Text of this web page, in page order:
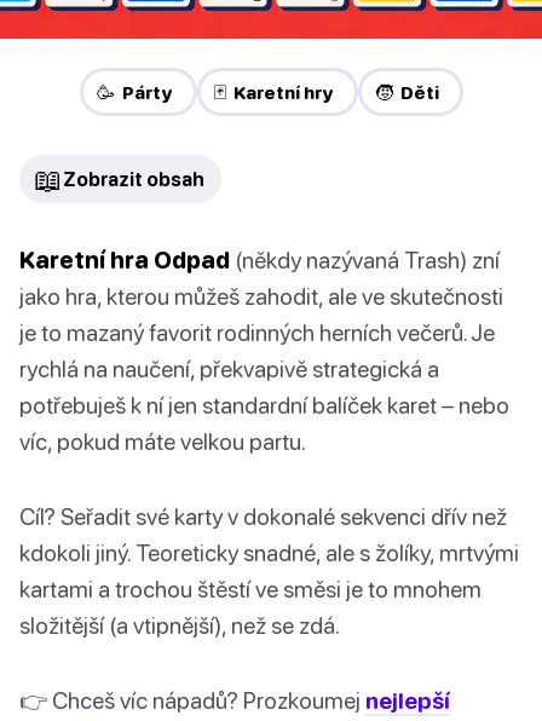
🥳 Párty 🃏 Karetní hry 🧒 Děti
📖 Zobrazit obsah
Karetní hra Odpad (někdy nazývaná Trash) zní
jako hra, kterou můžeš zahodit, ale ve skutečnosti
je to mazaný favorit rodinných herních večerů. Je
rychlá na naučení, překvapivě strategická a
potřebuješ k ní jen standardní balíček karet – nebo
víc, pokud máte velkou partu.
Cíl? Seřadit své karty v dokonalé sekvenci dřív než
kdokoli jiný. Teoreticky snadné, ale s žolíky, mrtvými
kartami a trochou štěstí ve směsi je to mnohem
složitější (a vtipnější), než se zdá.
👉 Chceš víc nápadů? Prozkoumej nejlepší